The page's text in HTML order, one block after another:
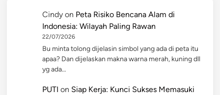
Cindy on Peta Risiko Bencana Alam di
Indonesia: Wilayah Paling Rawan
22/07/2026
Bu minta tolong dijelasin simbol yang ada di peta itu
apaa? Dan dijelaskan makna warna merah, kuning dll
yg ada…
PUTI on Siap Kerja: Kunci Sukses Memasuki